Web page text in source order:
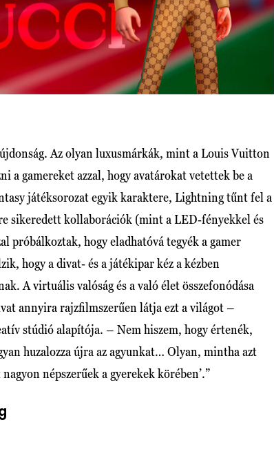
Az olyan luxusmárkák, mint a Louis Vuitton
a gamereket azzal, hogy avatárokat vetettek be a
játéksorozat egyik karaktere, Lightning tűnt fel a
sikeredett kollaborációk (mint a LED-fényekkel és
próbálkoztak, hogy eladhatóvá tegyék a gamer
hogy a divat- és a játékipar kéz a kézben
A virtuális valóság és a való élet összefonódása
annyira rajzfilmszerűen látja ezt a világot –
stúdió alapítója. – Nem hiszem, hogy értenék,
huzalozza újra az agyunkat… Olyan, mintha azt
népszerűek a gyerekek körében’.”